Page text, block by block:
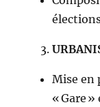
Mise en
« Gare